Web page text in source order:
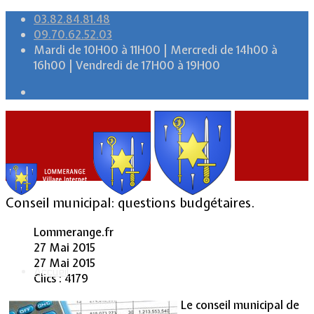
03.82.84.81.48
09.70.62.52.03
Mardi de 10H00 à 11H00 | Mercredi de 14h00 à
16h00 | Vendredi de 17H00 à 19H00
Accueil
Conseil municipal: questions budgétaires.
Lommerange.fr
27 Mai 2015
27 Mai 2015
Clics : 4179
Le conseil municipal de